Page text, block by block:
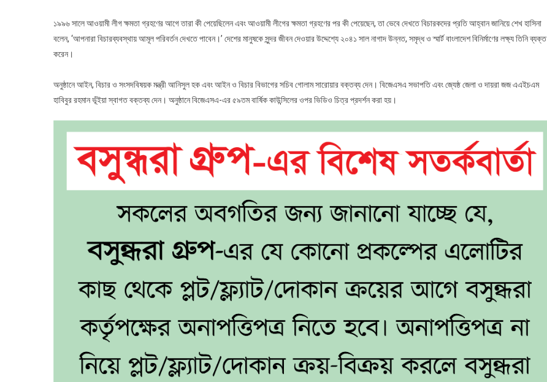
১৯৯৬ সালে আওয়ামী লীগ ক্ষমতা গ্রহণের আগে তারা কী পেয়েছিলেন এবং আওয়ামী লীগের ক্ষমতা গ্রহণের পর কী পেয়েছেন, তা ভেবে দেখতে বিচারকদের প্রতি আহ্বান জানিয়ে শেখ হাসিনা
বলেন, ‘আপনারা বিচারব্যবস্থায় আমূল পরিবর্তন দেখতে পাবেন।’ দেশের মানুষকে সুন্দর জীবন দেওয়ার উদ্দেশ্যে ২০৪১ সাল নাগাদ উন্নত, সমৃদ্ধ ও স্মার্ট বাংলাদেশ বিনির্মাণের লক্ষ্য তিনি ব্যক্ত
করেন।
অনুষ্ঠানে আইন, বিচার ও সংসদবিষয়ক মন্ত্রী আনিসুল হক এবং আইন ও বিচার বিভাগের সচিব গোলাম সারোয়ার বক্তব্য দেন। বিজেএসএ সভাপতি এবং জ্যেষ্ঠ জেলা ও দায়রা জজ এএইচএম
হাবিবুর রহমান ভূঁইয়া স্বাগত বক্তব্য দেন। অনুষ্ঠানে বিজেএসএ-এর ৫৯তম বার্ষিক কাউন্সিলের ওপর ভিডিও চিত্র প্রদর্শন করা হয়।